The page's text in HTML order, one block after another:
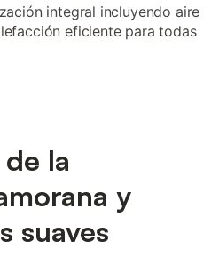
integral incluyendo aire
eficiente para todas
la
y
suaves